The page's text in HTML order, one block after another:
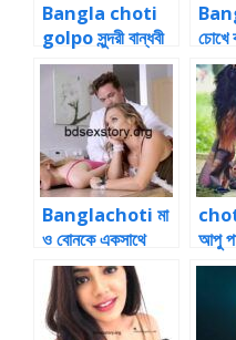
Bangla choti
golpo সুন্দরী বান্ধবী
ও বড় বোনকে চোদার
থ্রিসাম সেক্স স্টোরি
চোখে
Banglachoti মা
ও বোনকে একসাথে
ভালোবাসার গল্প
আপু